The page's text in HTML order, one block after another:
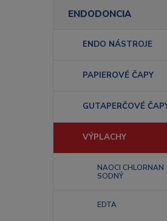
ENDODONCIA
ENDO NÁSTROJE
PAPIEROVÉ ČAPY
GUTAPERČOVÉ
VÝPLACHY
NAOCI CHLORNAN
SODNÝ
EDTA